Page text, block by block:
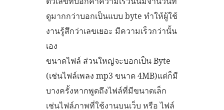
ดูมากกว่าบอกเป็นแบบ byte ทำให้ผู้ใช้
งานรู้สึกว่าเลขเยอะ มีความเร็วกว่านั้น
เอง
ขนาดไฟล์ ส่วนใหญ่จะบอกเป็น Byte
(เช่นไฟล์เพลง mp3 ขนาด 4MB)แต่ก็มี
บางครั้งหากพูดถึงไฟล์ที่มีขนาดเล็ก
เช่นไฟล์ภาพที่ใช้งานบนเว็บ หรือ ไฟล์